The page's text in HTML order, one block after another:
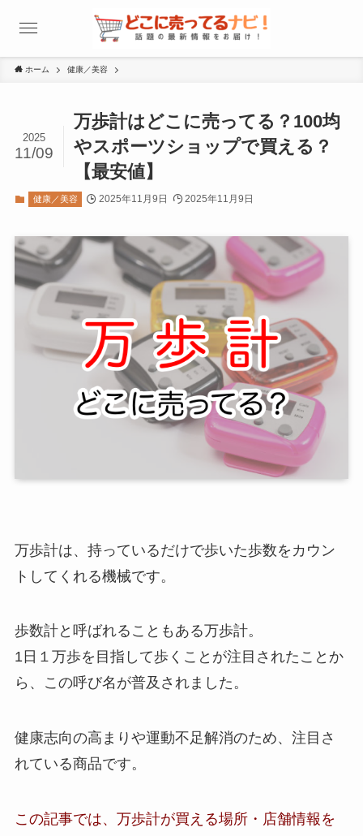
ホーム 健康／美容
万歩計はどこに売ってる？100均
やスポーツショップで買える？
【最安値】
2025
11/09
健康／美容 2025年11月9日 2025年11月9日
万歩計は、持っているだけで歩いた歩数をカウン
トしてくれる機械です。
歩数計と呼ばれることもある万歩計。
1日１万歩を目指して歩くことが注目されたことか
ら、この呼び名が普及されました。
健康志向の高まりや運動不足解消のため、注目さ
れている商品です。
この記事では、 万歩計が買える場所・店舗情報 を